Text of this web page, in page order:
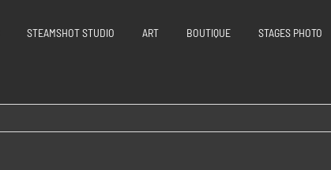
STEAMSHOT STUDIO ART BOUTIQUE STAGES PHOTO